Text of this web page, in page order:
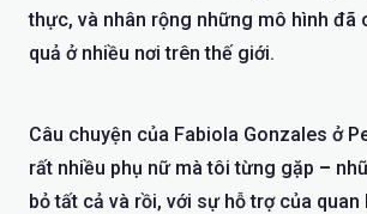
thực, và nhân rộng những mô hình đã
quả ở nhiều nơi trên thế giới.
Câu chuyện của Fabiola Gonzales ở
rất nhiều phụ nữ mà tôi từng gặp –
bỏ tất cả và rồi, với sự hỗ trợ của quan